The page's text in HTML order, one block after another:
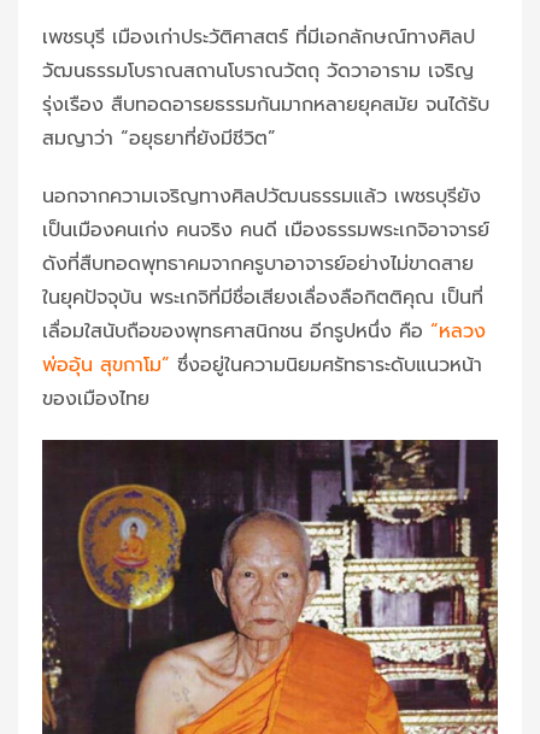
เพชรบุรี เมืองเก่าประวัติศาสตร์ ที่มีเอกลักษณ์ทางศิลป
วัฒนธรรมโบราณสถานโบราณวัตถุ วัดวาอาราม เจริญ
รุ่งเรือง สืบทอดอารยธรรมกันมากหลายยุคสมัย จนได้รับ
สมญาว่า “อยุธยาที่ยังมีชีวิต”
นอกจากความเจริญทางศิลปวัฒนธรรมแล้ว เพชรบุรียัง
เป็นเมืองคนเก่ง คนจริง คนดี เมืองธรรมพระเกจิอาจารย์
ดังที่สืบทอดพุทธาคมจากครูบาอาจารย์อย่างไม่ขาดสาย
ในยุคปัจจุบัน พระเกจิที่มีชื่อเสียงเลื่องลือกิตติคุณ เป็นที่
เลื่อมใสนับถือของพุทธศาสนิกชน อีกรูปหนึ่ง คือ “หลวง
พ่ออุ้น สุขกาโม” ซึ่งอยู่ในความนิยมศรัทธาระดับแนวหน้า
ของเมืองไทย